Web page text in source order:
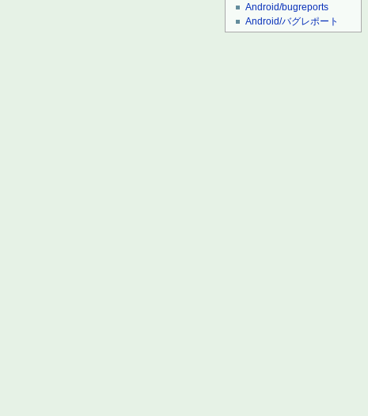
Android/bugreports
Android/バグレポート